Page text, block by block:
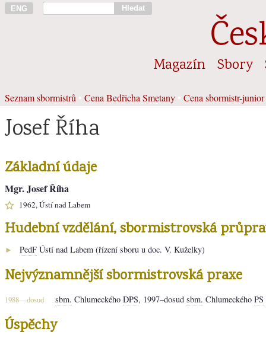
ENG Hledat
Magazín Sbory
Seznam sbormistrů Cena Bedřicha Smetany Cena sbormistr-junior
Josef Říha
Základní údaje
Mgr. Josef Říha
1962, Ústí nad Labem
Hudební vzdělání, sbormistrovská
► PedF Ústí nad Labem (řízení sboru u doc. V. Kuželky)
Nejvýznamnější sbormistrovská praxe
1988—dosud sbm. Chlumeckého DPS, 1997–dosud sbm. Chlumeckého PS
Úspěchy